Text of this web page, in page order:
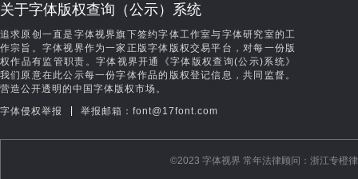
关于字体版权查询（公示）系统
追求原创一直是字体视界旗下签约字体工作室与字体研究室的工
作宗旨。字体视界作为一家正版字体版权交易平台，对每一份版
权作品有监管职责。字体视界开通《字体版权查询(公示)系统》
我们原意在此公示每一份字体作品的版权登记信息，共同监督。
营造公开透明的中国字体版权市场。
字体侵权举报 举报邮箱：font@17font.com
©️2023 字体视界 常年法律顾问：浙江专橙